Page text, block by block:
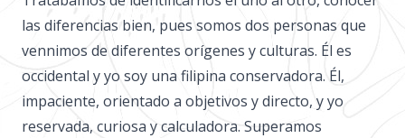
las diferencias bien, pues somos dos personas que
vennimos de diferentes orígenes y culturas. Él es
occidental y yo soy una filipina conservadora. Él,
impaciente, orientado a objetivos y directo, y yo
reservada, curiosa y calculadora. Superamos